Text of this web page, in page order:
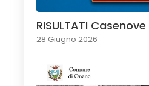
RISULTATI
28 Giugno 2026